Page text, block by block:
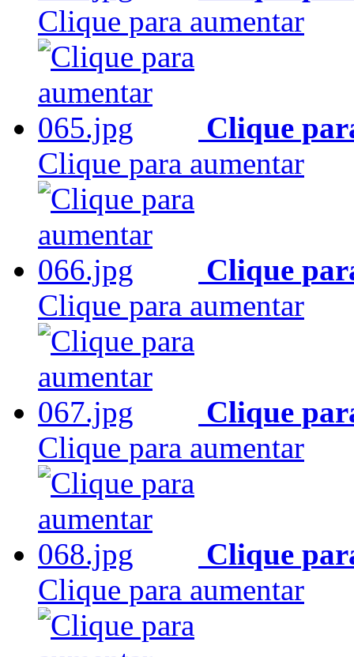
Clique para aumentar
Clique
Clique para aumentar
Clique
Clique para aumentar
Clique
Clique para aumentar
Clique
Clique para aumentar